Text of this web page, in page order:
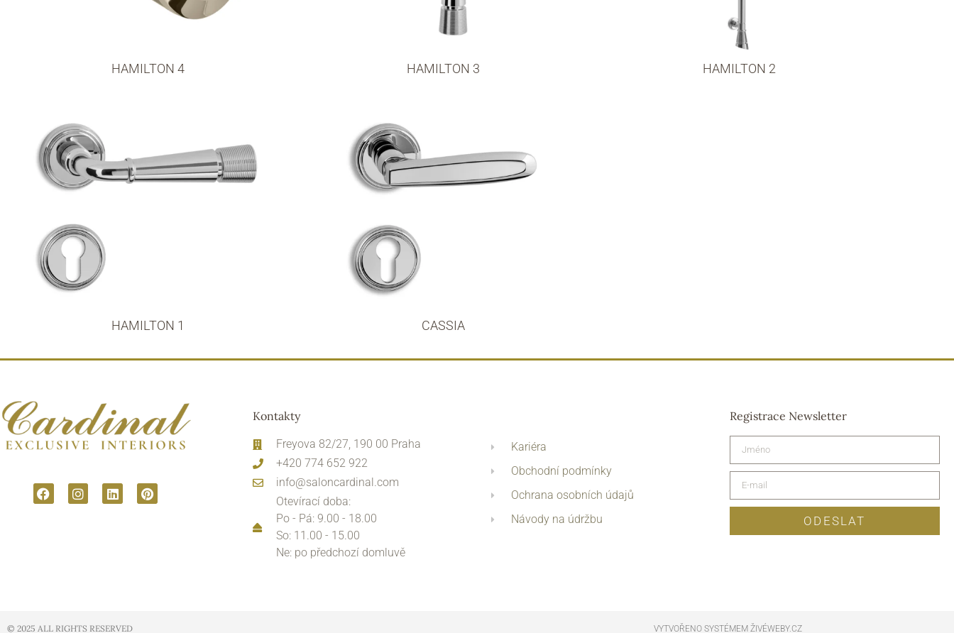
HAMILTON 4 HAMILTON 3 HAMILTON 2
HAMILTON 1 CASSIA
Kontakty
Freyova 82/27, 190 00 Praha
+420 774 652 922
info@saloncardinal.com
Otevírací doba:
Po - Pá: 9.00 - 18.00
So: 11.00 - 15.00
Ne: po předchozí domluvě
Kariéra
Obchodní podmínky
Ochrana osobních údajů
Návody na údržbu
Registrace Newsletter
ODESLAT
© 2025 ALL RIGHTS RESERVED​ VYTVOŘENO SYSTÉMEM ŽIVÉWEBY.CZ